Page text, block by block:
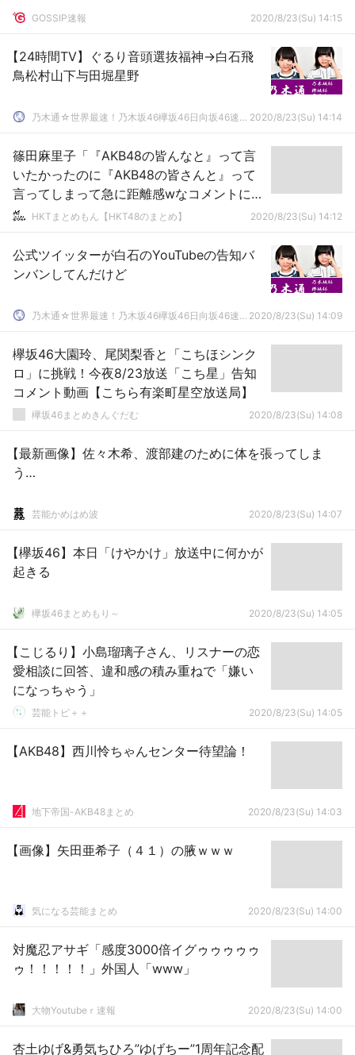
GOSSIP速報 2020/8/23(Su) 14:15
【24時間TV】ぐるり音頭選抜福神→白石飛
鳥松村山下与田堀星野
乃木通☆世界最速！乃木坂46欅坂46日向坂46速報まとめ 2020/8/23(Su) 14:14
篠田麻里子「『AKB48の皆んなと』って言
いたかったのに『AKB48の皆さんと』って
言ってしまって急に距離感wなコメントにな
ってたw」
HKTまとめもん【HKT48のまとめ】 2020/8/23(Su) 14:12
公式ツイッターが白石のYouTubeの告知バ
ンバンしてんだけど
乃木通☆世界最速！乃木坂46欅坂46日向坂46速報まとめ 2020/8/23(Su) 14:09
欅坂46大園玲、尾関梨香と「こちほシンク
ロ」に挑戦！今夜8/23放送「こち星」告知
コメント動画【こちら有楽町星空放送局】
欅坂46まとめきんぐだむ 2020/8/23(Su) 14:08
【最新画像】佐々木希、渡部建のために体を張ってしま
う…
芸能かめはめ波 2020/8/23(Su) 14:07
【欅坂46】本日「けやかけ」放送中に何かが
起きる
欅坂46まとめもり～ 2020/8/23(Su) 14:05
【こじるり】小島瑠璃子さん、リスナーの恋
愛相談に回答、違和感の積み重ねで「嫌い
になっちゃう」
芸能トピ＋＋ 2020/8/23(Su) 14:05
【AKB48】西川怜ちゃんセンター待望論！
地下帝国-AKB48まとめ 2020/8/23(Su) 14:03
【画像】矢田亜希子（４１）の腋ｗｗｗ
気になる芸能まとめ 2020/8/23(Su) 14:00
対魔忍アサギ「感度3000倍イグゥゥゥゥゥ
ゥ！！！！！」外国人「www」
大物Youtubeｒ速報 2020/8/23(Su) 14:00
杏土ゆげ&勇気ちひろ”ゆげちー”1周年記念配